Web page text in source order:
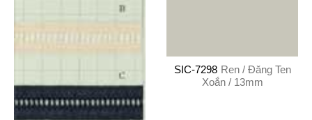
SIC-7298 Ren / Đăng Ten
Xoắn / 13mm